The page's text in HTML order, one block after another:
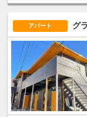
アパート グ